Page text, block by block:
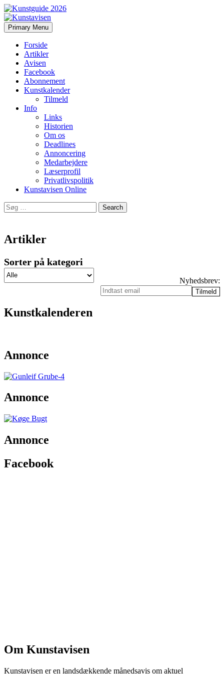
Kunstavisen
Search
Primary Menu Skip
to
Forside
Artikler
Avisen
Facebook
Abonnement
Kunstkalender
Tilmeld
Info
Links
Historien
Om os
Deadlines
Annoncering
Medarbejdere
Læserprofil
Privatlivspolitik
Kunstavisen Online
Search
for:
Artikler
Sorter på kategori
Nyhedsbrev:
Kunstkalenderen
Annonce
Annonce
Annonce
Facebook
Om Kunstavisen
Kunstavisen er en landsdækkende månedsavis om aktuel